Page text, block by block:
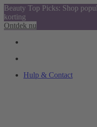
Beauty Top Picks: Shop
korting
Ontdek nu
Hulp & Contact